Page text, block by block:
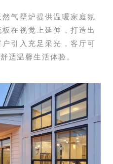
气壁炉提供温暖家庭氛
在视觉上延伸，打造出
引入充足采光，客厅可
适温馨生活体验。